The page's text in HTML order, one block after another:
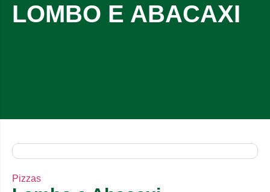
LOMBO E ABACAXI
Pizzas